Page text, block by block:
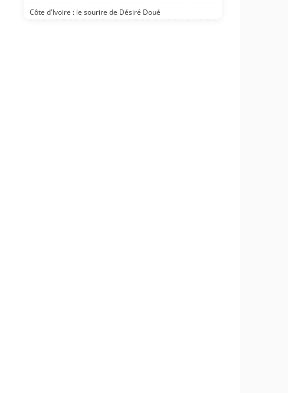
Côte d'Ivoire : le sourire de Désiré Doué